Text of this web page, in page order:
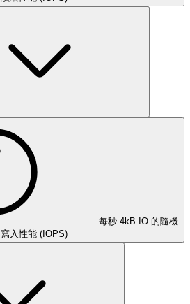
每秒 4kB IO 的隨機
寫入性能 (IOPS)